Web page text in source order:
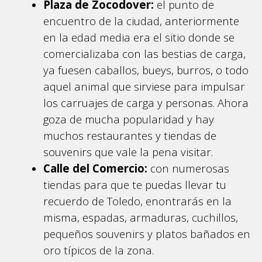
Plaza de Zocodover: el punto de
encuentro de la ciudad, anteriormente
en la edad media era el sitio donde se
comercializaba con las bestias de carga,
ya fuesen caballos, bueys, burros, o todo
aquel animal que sirviese para impulsar
los carruajes de carga y personas. Ahora
goza de mucha popularidad y hay
muchos restaurantes y tiendas de
souvenirs que vale la pena visitar.
Calle del Comercio: con numerosas
tiendas para que te puedas llevar tu
recuerdo de Toledo, enontrarás en la
misma, espadas, armaduras, cuchillos,
pequeños souvenirs y platos bañados en
oro típicos de la zona.